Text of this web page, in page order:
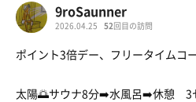
9roSaunner
2026.04.25 52回目の訪問
ポイント3倍デー、フリータイムコ
太陽🌅サウナ8分➡️水風呂➡️休憩 3